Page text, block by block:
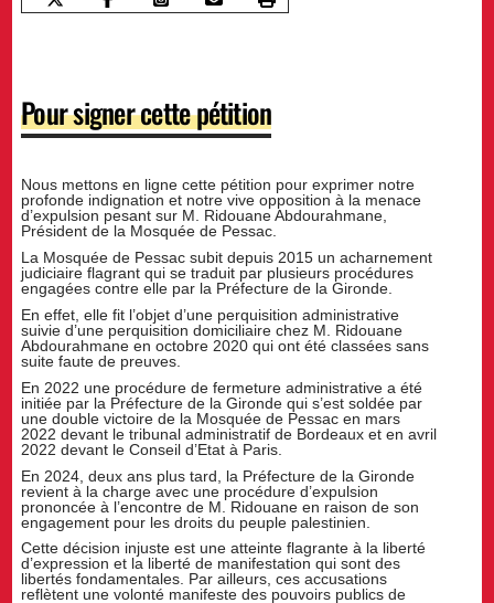
Pour signer cette pétition
Nous mettons en ligne cette pétition pour exprimer notre
profonde indignation et notre vive opposition à la menace
d’expulsion pesant sur M. Ridouane Abdourahmane,
Président de la Mosquée de Pessac.
La Mosquée de Pessac subit depuis 2015 un acharnement
judiciaire flagrant qui se traduit par plusieurs procédures
engagées contre elle par la Préfecture de la Gironde.
En effet, elle fit l’objet d’une perquisition administrative
suivie d’une perquisition domiciliaire chez M. Ridouane
Abdourahmane en octobre 2020 qui ont été classées sans
suite faute de preuves.
En 2022 une procédure de fermeture administrative a été
initiée par la Préfecture de la Gironde qui s’est soldée par
une double victoire de la Mosquée de Pessac en mars
2022 devant le tribunal administratif de Bordeaux et en avril
2022 devant le Conseil d’Etat à Paris.
En 2024, deux ans plus tard, la Préfecture de la Gironde
revient à la charge avec une procédure d’expulsion
prononcée à l’encontre de M. Ridouane en raison de son
engagement pour les droits du peuple palestinien.
Cette décision injuste est une atteinte flagrante à la liberté
d’expression et la liberté de manifestation qui sont des
libertés fondamentales. Par ailleurs, ces accusations
reflètent une volonté manifeste des pouvoirs publics de